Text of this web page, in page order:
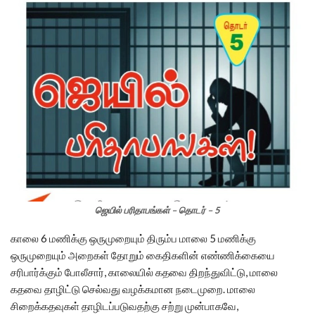
ஜெயில் பரிதாபங்கள் – தொடர் – 5
காலை 6 மணிக்கு ஒருமுறையும் திரும்ப மாலை 5 மணிக்கு
ஒருமுறையும் அறைகள் தோறும் கைதிகளின் எண்ணிக்கையை
சரிபார்க்கும் போலீசார், காலையில் கதவை திறந்துவிட்டு, மாலை
கதவை தாழிட்டு செல்வது வழக்கமான நடைமுறை. மாலை
சிறைக்கதவுகள் தாழிடப்படுவதற்கு சற்று முன்பாகவே,